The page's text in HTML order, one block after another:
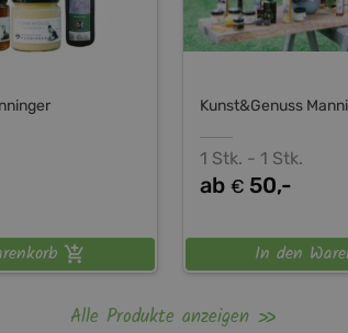
Kunst&Genuss
1 Stk. - 1 Stk.
ab € 50,-
In den
Alle Produkte anzeigen